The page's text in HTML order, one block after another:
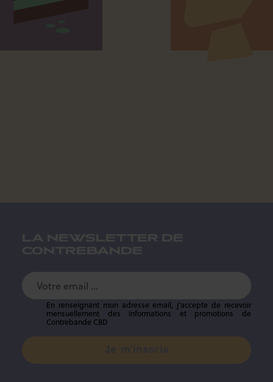
En renseignant mon adresse email, j’accepte de recevoir
mensuellement des informations et promotions de
Contrebande CBD